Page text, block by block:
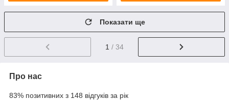
Показати ще
1 / 34
Про нас
83% позитивних з 148 відгуків за рік